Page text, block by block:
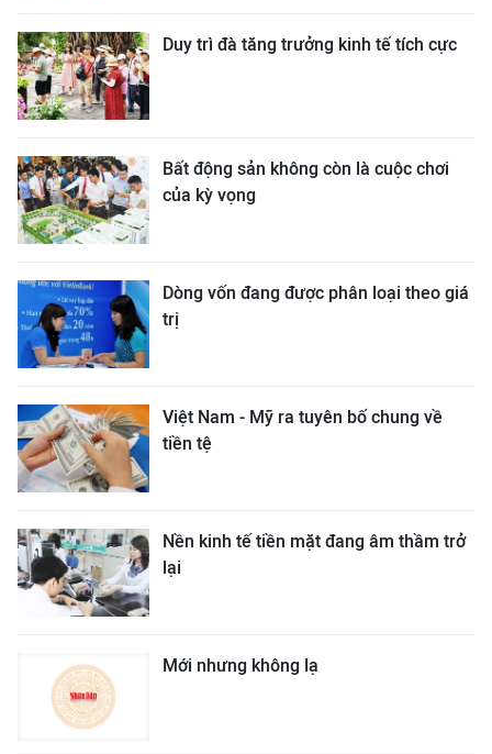
Duy trì đà tăng trưởng kinh tế tích cực
Bất động sản không còn là cuộc chơi
của kỳ vọng
Dòng vốn đang được phân loại theo giá
trị
Việt Nam - Mỹ ra tuyên bố chung về
tiền tệ
Nền kinh tế tiền mặt đang âm thầm trở
lại
Mới nhưng không lạ